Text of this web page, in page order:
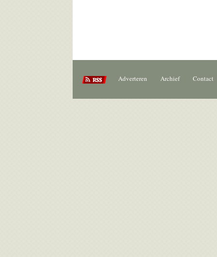
Adverteren Archief Contact